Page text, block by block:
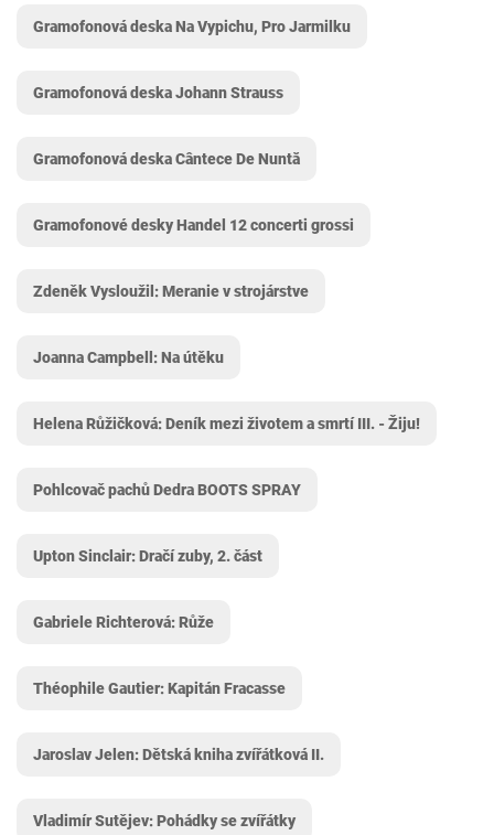
Gramofonová deska Na Vypichu, Pro Jarmilku
Gramofonová deska Johann Strauss
Gramofonová deska Cântece De Nuntă
Gramofonové desky Handel 12 concerti grossi
Zdeněk Vysloužil: Meranie v strojárstve
Joanna Campbell: Na útěku
Helena Růžičková: Deník mezi životem a smrtí III. - Žiju!
Pohlcovač pachů Dedra BOOTS SPRAY
Upton Sinclair: Dračí zuby, 2. část
Gabriele Richterová: Růže
Théophile Gautier: Kapitán Fracasse
Jaroslav Jelen: Dětská kniha zvířátková II.
Vladimír Sutějev: Pohádky se zvířátky